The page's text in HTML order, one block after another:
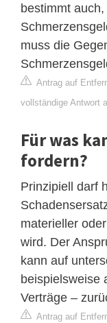
bestimmt
muss die
Antrag auf
vollständige Antwort
Für was
fordern?
Prinzipiell darf
materieller
wird. Der
kann auf
beispielsweise
Verträge –
Antrag auf